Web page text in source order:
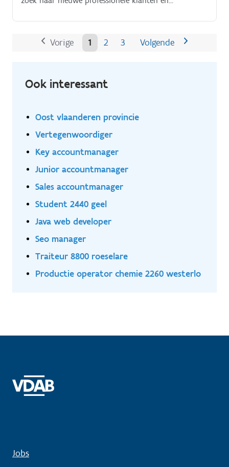
offertes op en volgt deze op tot en met de afronding
Je werkt nauw samen met interne teams zoals
Vorige 1 2 3 Volgende
Ook interessant
Oost vlaanderen provincie
Vertegenwoordiger
Key accountmanager
Junior accountmanager
Sales accountmanager
Student 2440 geel
Java web developer
Seo manager
Traiteur 8800 roeselare
Productie operator chemie 2260 westerlo
Jobs